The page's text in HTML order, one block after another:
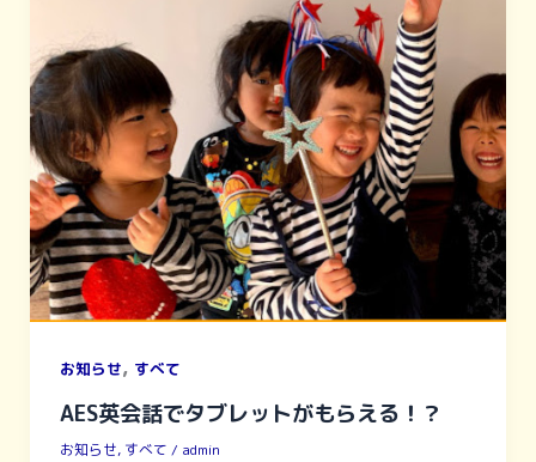
お知らせ, すべて
AES英会話でタブレットがもらえる！？
お知らせ, すべて / admin